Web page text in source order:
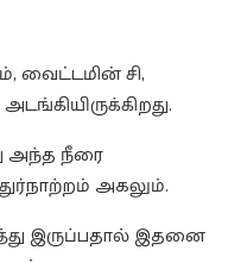
வைட்டமின் சி,
அந்த நீரை
அகலும்.
இருப்பதால் இதனை